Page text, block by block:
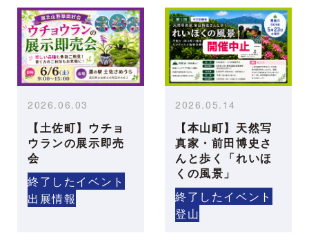
【土佐町】ウチョ
ウランの展示即売
会
2026.06.03
終了したイベント
出展情報
【本山町】天然写
真家・前田博史さ
んと歩く「れいほ
くの風景」
2026.05.14
終了したイベント
登山